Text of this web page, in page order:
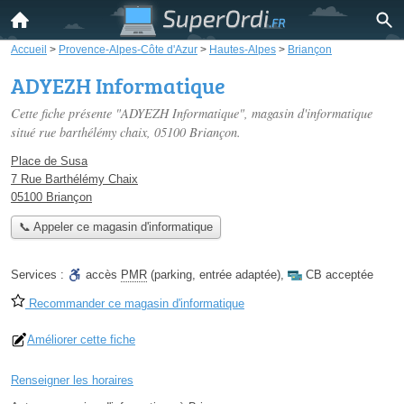
Accueil > Provence-Alpes-Côte d'Azur > Hautes-Alpes > Briançon
ADYEZH Informatique
Cette fiche présente "ADYEZH Informatique", magasin d'informatique
situé rue barthélémy chaix, 05100 Briançon.
Place de Susa
7 Rue Barthélémy Chaix
05100 Briançon
📞 Appeler ce magasin d'informatique
Services : accès PMR (parking, entrée adaptée), CB acceptée
Recommander ce magasin d'informatique
Améliorer cette fiche
Renseigner les horaires